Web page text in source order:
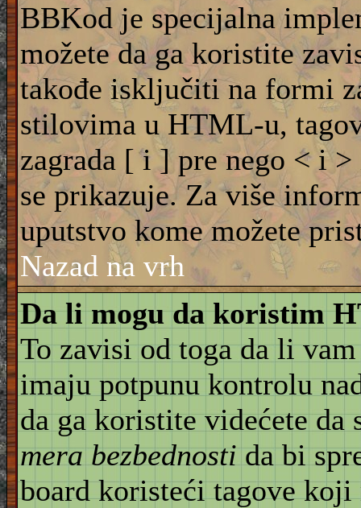
BBKod je specijalna
možete da ga koristite
takođe isključiti na formi
stilovima u HTML-u,
zagrada [ i ] pre nego < i
se prikazuje. Za više
uputstvo kome možete
Nazad na vrh
Da li mogu da koristim
To zavisi od toga da li
imaju potpunu kontrolu
da ga koristite videćete da
mera bezbednostida bi
board koristeći tagove